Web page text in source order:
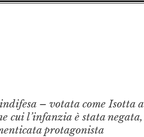
– votata come Isotta a
cui l’infanzia è stata negata,
protagonista